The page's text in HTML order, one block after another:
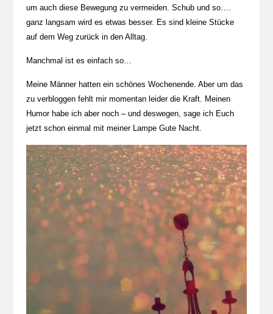
um auch diese Bewegung zu vermeiden. Schub und so….
ganz langsam wird es etwas besser. Es sind kleine Stücke
auf dem Weg zurück in den Alltag.
Manchmal ist es einfach so…
Meine Männer hatten ein schönes Wochenende. Aber um das
zu verbloggen fehlt mir momentan leider die Kraft. Meinen
Humor habe ich aber noch – und deswegen, sage ich Euch
jetzt schon einmal mit meiner Lampe Gute Nacht.